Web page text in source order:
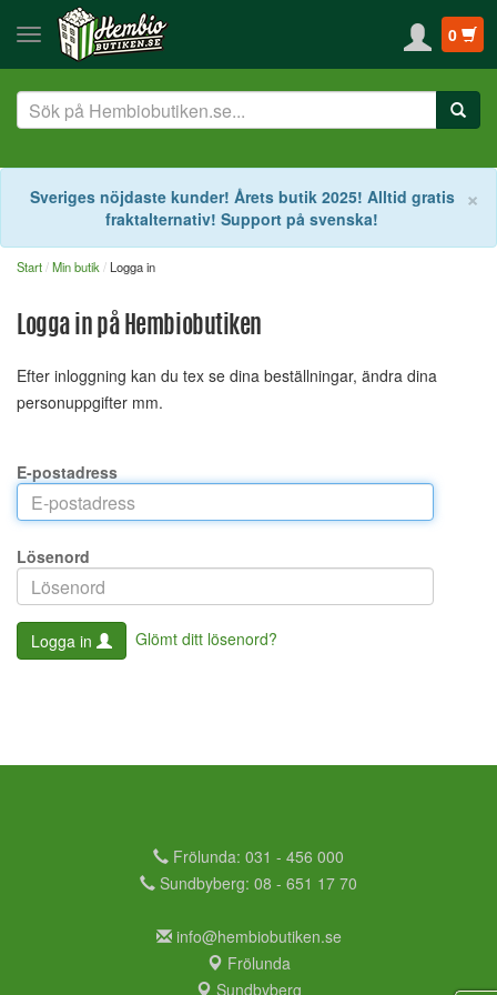
0
×
Sveriges nöjdaste kunder! Årets butik 2025! Alltid gratis
fraktalternativ! Support på svenska!
Start Min butik Logga in
Logga in på Hembiobutiken
Efter inloggning kan du tex se dina beställningar, ändra dina
personuppgifter mm.
E-postadress
Lösenord
Logga in Glömt ditt lösenord?
Frölunda: 031 - 456 000
Sundbyberg: 08 - 651 17 70
info@hembiobutiken.se
Frölunda
Sundbyberg